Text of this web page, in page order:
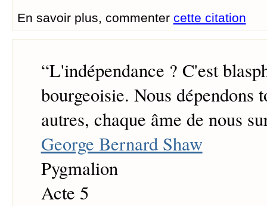
En savoir plus, commenter cette citation
“L'indépendance ? C'est
bourgeoisie. Nous dépendons
autres, chaque âme de nous
George Bernard Shaw
Pygmalion
Acte 5